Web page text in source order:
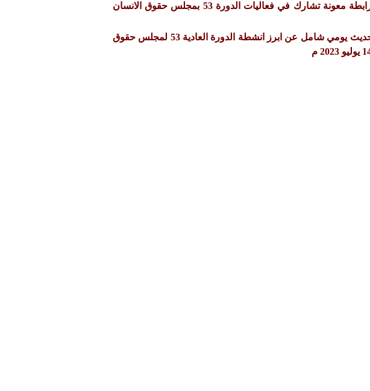
رابطة معونة تشارك في فعاليات الدورة 53 بمجلس حقوق الانسان
تحديث يومي شامل عن ابرز انشطة الدورة العادية 53 لمجلس حقوق